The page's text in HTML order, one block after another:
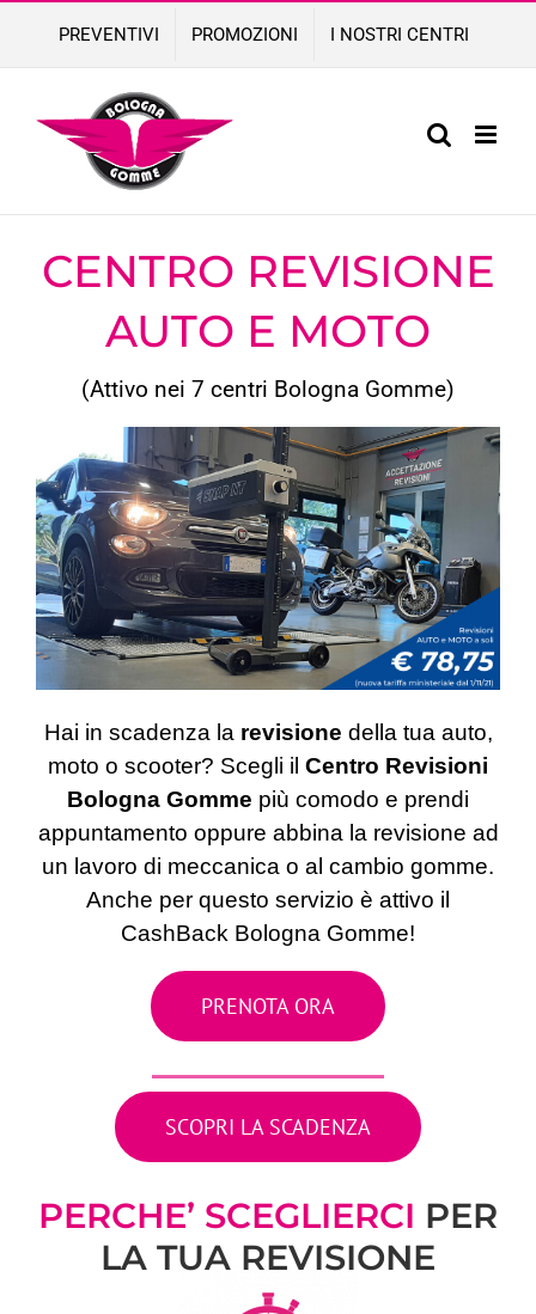
content
PREVENTIVI PROMOZIONI I NOSTRI CENTRI
CENTRO REVISIONE
AUTO E MOTO
(Attivo nei 7 centri Bologna Gomme)
Hai in scadenza la revisione della tua auto,
moto o scooter? Scegli il Centro Revisioni
Bologna Gomme più comodo e prendi
appuntamento oppure abbina la revisione ad
un lavoro di meccanica o al cambio gomme.
Anche per questo servizio è attivo il
CashBack Bologna Gomme!
PRENOTA ORA
SCOPRI LA SCADENZA
PERCHE’ SCEGLIERCI PER
LA TUA REVISIONE